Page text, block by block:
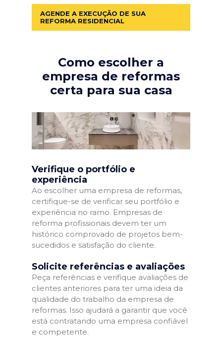
AGENDE A EXECUÇÃO DE SUA
REFORMA RESIDENCIAL
Como escolher a
empresa de reformas
certa para sua casa
Verifique o portfólio e
experiência
Ao escolher uma empresa de reformas,
certifique-se de verificar seu portfólio e
experiência no ramo. Empresas de
reforma profissionais devem ter um
histórico comprovado de projetos bem-
sucedidos e satisfação do cliente.
Solicite referências e avaliações
Peça referências e verifique avaliações de
clientes anteriores para ter uma ideia da
qualidade do trabalho da empresa de
reformas. Isso ajudará a garantir que você
está contratando uma empresa confiável
e competente.